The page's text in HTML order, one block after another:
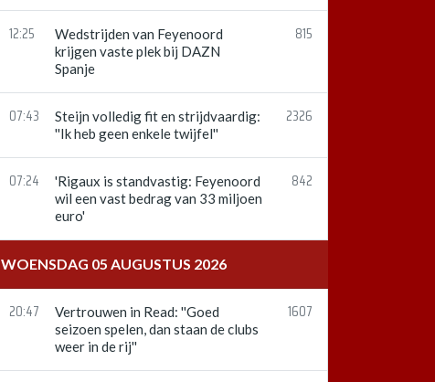
12:25
Wedstrijden van Feyenoord
krijgen vaste plek bij DAZN
Spanje
815
07:43
Steijn volledig fit en strijdvaardig:
''Ik heb geen enkele twijfel''
2326
07:24
'Rigaux is standvastig: Feyenoord
wil een vast bedrag van 33 miljoen
euro'
842
WOENSDAG 05 AUGUSTUS 2026
20:47
Vertrouwen in Read: ''Goed
seizoen spelen, dan staan de clubs
weer in de rij''
1607